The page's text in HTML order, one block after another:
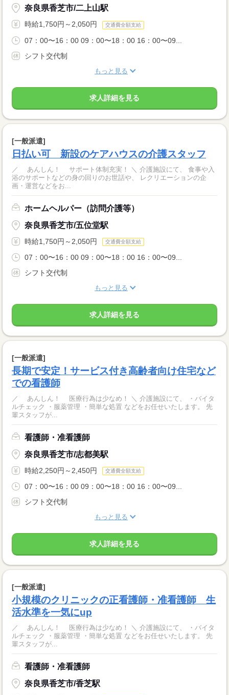
奈良県香芝市/二上山駅
時給1,750円～2,050円 交通費全額支給
07：00〜16：00 09：00〜18：00 16：00〜09...
シフト交代制
もっと見る
求人詳細を見る
[一般派遣]
日払い可 新設のケアハウスの介護スタッフ
／ あんしん！ サポート体制充実！ ＼ 介護施設にて、 食事や入
浴のサポートなどの身の回りのお世話や、 レクリエーションの企
画・運営などをお...
ホームヘルパー（訪問介護等）
奈良県香芝市/五位堂駅
時給1,750円～2,050円 交通費全額支給
07：00〜16：00 09：00〜18：00 16：00〜09...
シフト交代制
もっと見る
求人詳細を見る
[一般派遣]
長期で安定！サービス付き高齢者向け住宅など
での看護師
／ あんしん！ 医療行為は少なめ！ ＼ 介護施設にて、 ・バイタ
ルチェック ・服薬管理 ・簡単な処置 などをお任せいたします。 先
輩スタッフが...
看護師・准看護師
奈良県香芝市/志都美駅
時給2,250円～2,450円 交通費全額支給
07：00〜16：00 09：00〜18：00 16：00〜09...
シフト交代制
もっと見る
求人詳細を見る
[一般派遣]
小規模のクリニックの正看護師・准看護師 生
活水準を一気にup
／ あんしん！ 医療行為は少なめ！ ＼ 介護施設にて、 ・バイタ
ルチェック ・服薬管理 ・簡単な処置 などをお任せいたします。 先
輩スタッフが...
看護師・准看護師
奈良県香芝市/香芝駅